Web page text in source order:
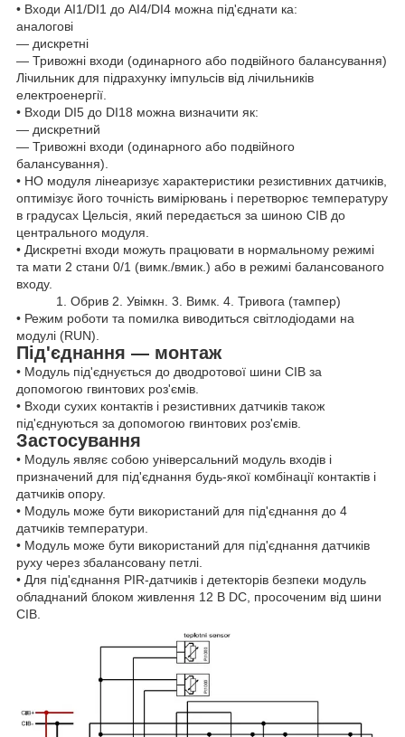
• Входи AI1/DI1 до AI4/DI4 можна під'єднати ка:
аналогові
— дискретні
— Тривожні входи (одинарного або подвійного балансування)
Лічильник для підрахунку імпульсів від лічильників
електроенергії.
• Входи DI5 до DI18 можна визначити як:
— дискретний
— Тривожні входи (одинарного або подвійного
балансування).
• НО модуля лінеаризує характеристики резистивних датчиків,
оптимізує його точність вимірювань і перетворює температуру
в градусах Цельсія, який передається за шиною CIB до
центрального модуля.
• Дискретні входи можуть працювати в нормальному режимі
та мати 2 стани 0/1 (вимк./вмик.) або в режимі балансованого
входу.
1. Обрив 2. Увімкн. 3. Вимк. 4. Тривога (тампер)
• Режим роботи та помилка виводиться світлодіодами на
модулі (RUN).
Під'єднання — монтаж
• Модуль під'єднується до дводротової шини CIB за
допомогою гвинтових роз'ємів.
• Входи сухих контактів і резистивних датчиків також
під'єднуються за допомогою гвинтових роз'ємів.
Застосування
• Модуль являє собою універсальний модуль входів і
призначений для під'єднання будь-якої комбінації контактів і
датчиків опору.
• Модуль може бути використаний для під'єднання до 4
датчиків температури.
• Модуль може бути використаний для під'єднання датчиків
руху через збалансовану петлі.
• Для під'єднання PIR-датчиків і детекторів безпеки модуль
обладнаний блоком живлення 12 В DC, просоченим від шини
CIB.